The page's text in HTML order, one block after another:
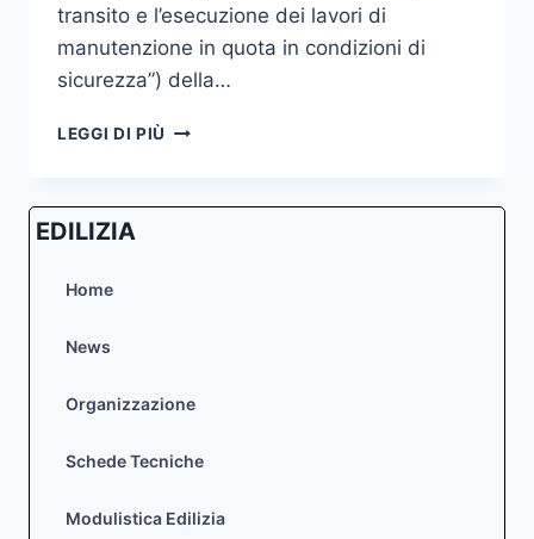
transito e l’esecuzione dei lavori di
manutenzione in quota in condizioni di
sicurezza”) della…
LEGGI DI PIÙ MODIFICATO
BIS
DA
NEGLI
L’ACCESSO,
EDILIZIA
Home
News
Organizzazione
Schede Tecniche
Modulistica Edilizia